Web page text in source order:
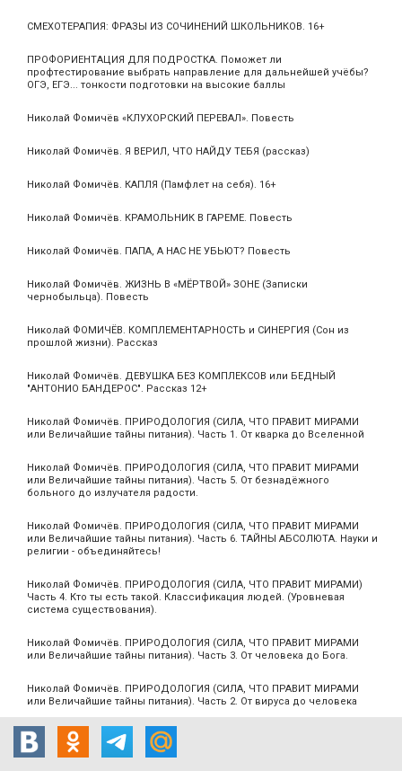
СМЕХОТЕРАПИЯ: ФРАЗЫ ИЗ СОЧИНЕНИЙ ШКОЛЬНИКОВ. 16+
ПРОФОРИЕНТАЦИЯ ДЛЯ ПОДРОСТКА. Поможет ли
профтестирование выбрать направление для дальнейшей учёбы?
ОГЭ, ЕГЭ... тонкости подготовки на высокие баллы
Николай Фомичёв «КЛУХОРСКИЙ ПЕРЕВАЛ». Повесть
Николай Фомичёв. Я ВЕРИЛ, ЧТО НАЙДУ ТЕБЯ (рассказ)
Николай Фомичёв. КАПЛЯ (Памфлет на себя). 16+
Николай Фомичёв. КРАМОЛЬНИК В ГАРЕМЕ. Повесть
Николай Фомичёв. ПАПА, А НАС НЕ УБЬЮТ? Повесть
Николай Фомичёв. ЖИЗНЬ В «МЁРТВОЙ» ЗОНЕ (Записки
чернобыльца). Повесть
Николай ФОМИЧЁВ. КОМПЛЕМЕНТАРНОСТЬ и СИНЕРГИЯ (Сон из
прошлой жизни). Рассказ
Николай Фомичёв. ДЕВУШКА БЕЗ КОМПЛЕКСОВ или БЕДНЫЙ
"АНТОНИО БАНДЕРОС". Рассказ 12+
Николай Фомичёв. ПРИРОДОЛОГИЯ (СИЛА, ЧТО ПРАВИТ МИРАМИ
или Величайшие тайны питания). Часть 1. От кварка до Вселенной
Николай Фомичёв. ПРИРОДОЛОГИЯ (СИЛА, ЧТО ПРАВИТ МИРАМИ
или Величайшие тайны питания). Часть 5. От безнадёжного
больного до излучателя радости.
Николай Фомичёв. ПРИРОДОЛОГИЯ (СИЛА, ЧТО ПРАВИТ МИРАМИ
или Величайшие тайны питания). Часть 6. ТАЙНЫ АБСОЛЮТА. Науки и
религии - объединяйтесь!
Николай Фомичёв. ПРИРОДОЛОГИЯ (СИЛА, ЧТО ПРАВИТ МИРАМИ)
Часть 4. Кто ты есть такой. Классификация людей. (Уровневая
система существования).
Николай Фомичёв. ПРИРОДОЛОГИЯ (СИЛА, ЧТО ПРАВИТ МИРАМИ
или Величайшие тайны питания). Часть 3. От человека до Бога.
Николай Фомичёв. ПРИРОДОЛОГИЯ (СИЛА, ЧТО ПРАВИТ МИРАМИ
или Величайшие тайны питания). Часть 2. От вируса до человека